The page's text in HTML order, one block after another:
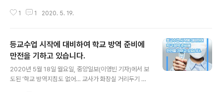
용 ​ 이에 대한 교육부의 설명은 다음과 같습니다. ​ 동 보도
교육부는 동 내용을 확정한 바 없습니다.
1 1 2020. 5. 19.
등교수업 시작에 대비하여 학교 방역 준비에
만전을 기하고 있습니다.
2020년 5월 18일 월요일, 중앙일보(이영빈 기자)에서 보
도된 '학교 방역지침도 없어… 교사가 화장실 거리두기 감